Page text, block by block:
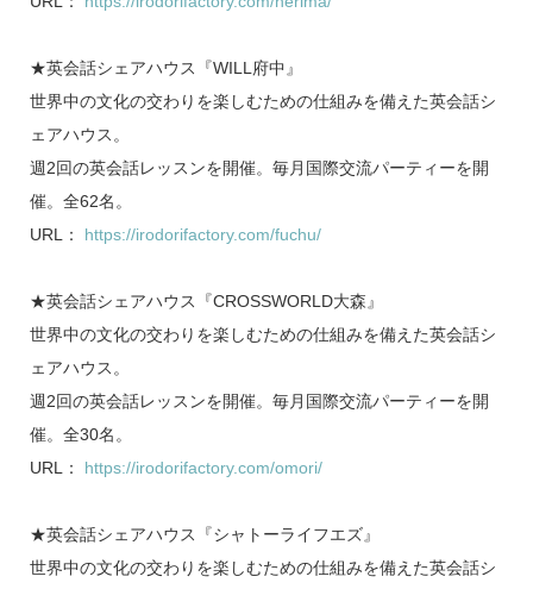
★英会話シェアハウス『WILL府中』
世界中の文化の交わりを楽しむための仕組みを備えた英会話シ
ェアハウス。
週2回の英会話レッスンを開催。毎月国際交流パーティーを開
催。全62名。
URL： https://irodorifactory.com/fuchu/
★英会話シェアハウス『CROSSWORLD大森』
世界中の文化の交わりを楽しむための仕組みを備えた英会話シ
ェアハウス。
週2回の英会話レッスンを開催。毎月国際交流パーティーを開
催。全30名。
URL： https://irodorifactory.com/omori/
★英会話シェアハウス『シャトーライフエズ』
世界中の文化の交わりを楽しむための仕組みを備えた英会話シ